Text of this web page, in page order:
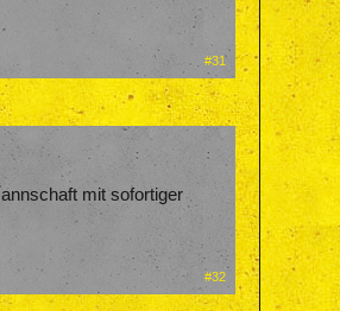
#31
mit sofortiger
#32